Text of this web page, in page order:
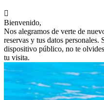

Bienvenido,
Nos alegramos de verte de
reservas y tus datos personales.
dispositivo público, no te
tu visita.